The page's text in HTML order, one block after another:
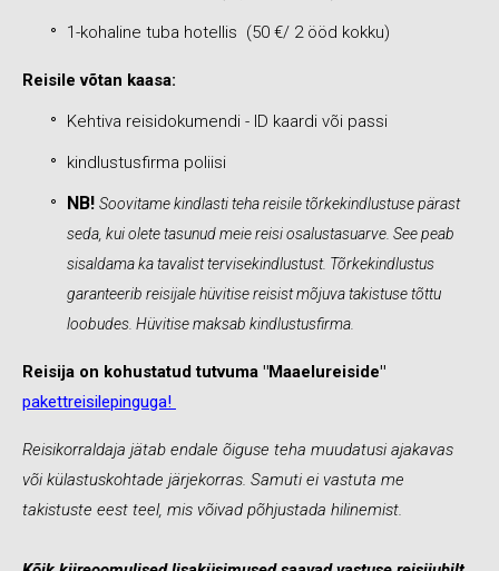
1-kohaline tuba hotellis (50 €/ 2 ööd kokku)
Reisile võtan kaasa:
Kehtiva reisidokumendi - ID kaardi või passi
kindlustusfirma poliisi
NB! Soovitame kindlasti teha reisile tõrkekindlustuse pärast
seda, kui olete tasunud meie reisi osalustasuarve. See peab
sisaldama ka tavalist tervisekindlustust. Tõrkekindlustus
garanteerib reisijale hüvitise reisist mõjuva takistuse tõttu
loobudes. Hüvitise maksab kindlustusfirma.
Reisija on kohustatud tutvuma "Maaelureiside"
pakettreisilepinguga!
Reisikorraldaja jätab endale õiguse teha muudatusi ajakavas
või külastuskohtade järjekorras. Samuti ei vastuta me
takistuste eest teel, mis võivad põhjustada hilinemist.